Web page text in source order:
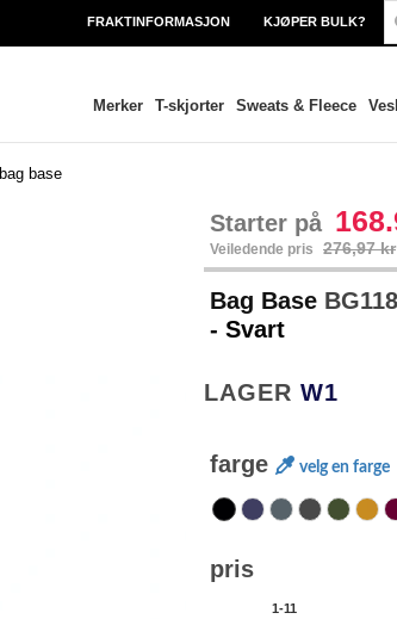
FRAKTINFORMASJON KJØPER BULK?
Merker T-skjorter Sweats & Fleece
bag base
Starter på
Veiledende pris 276,97 kr
Bag Base
- Svart
LAGER W1
farge velg en farge
pris
1-11